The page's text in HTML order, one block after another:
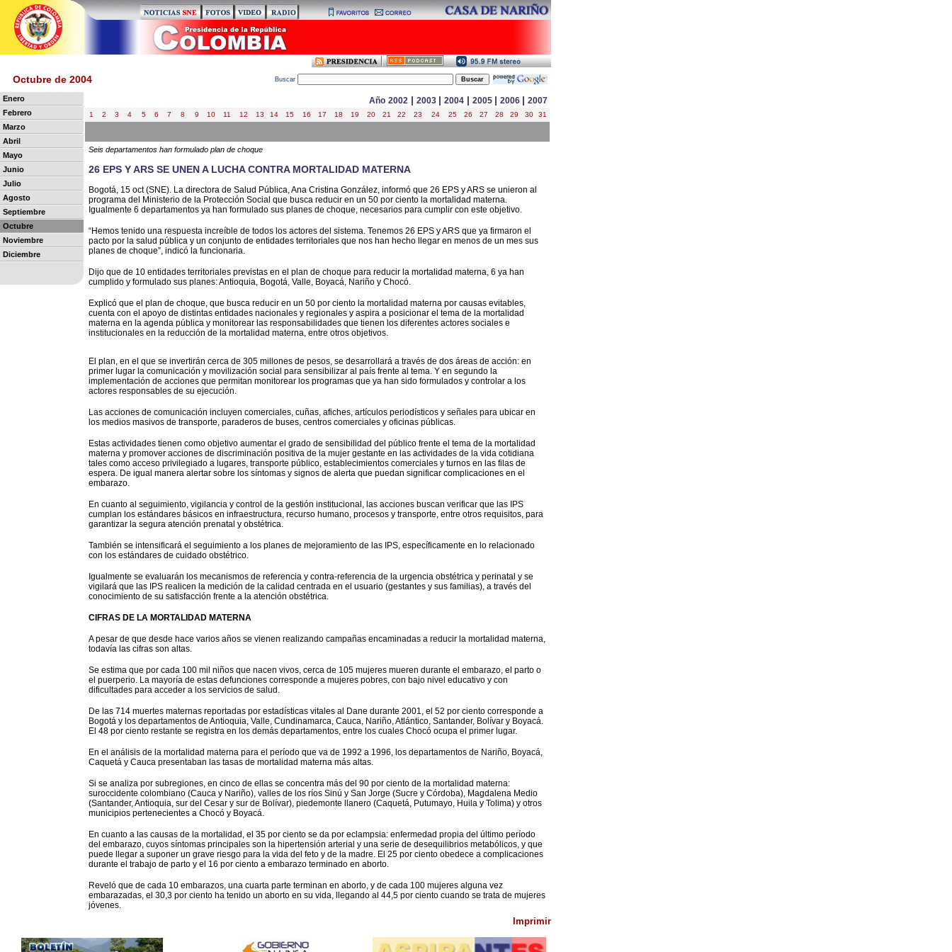
Octubre de 2004 Buscar
Enero
Febrero
Marzo
Abril
Mayo
Junio
Julio
Agosto
Septiembre
Octubre
Noviembre
Diciembre
Año 2002 | 2003 | 2004 | 2005 | 2006 | 2007
1 2 3 4 5 6 7 8 9 10 11 12 13 14 15 16 17 18 19 20 21 22 23 24 25 26 27 28 29 30 31
Seis departamentos han formulado plan de choque
26 EPS Y ARS SE UNEN A LUCHA CONTRA MORTALIDAD MATERNA
Bogotá, 15 oct (SNE). La directora de Salud Pública, Ana Cristina González, informó que 26 EPS y ARS se unieron al
programa del Ministerio de la Protección Social que busca reducir en un 50 por ciento la mortalidad materna.
Igualmente 6 departamentos ya han formulado sus planes de choque, necesarios para cumplir con este objetivo.
“Hemos tenido una respuesta increíble de todos los actores del sistema. Tenemos 26 EPS y ARS que ya firmaron el
pacto por la salud pública y un conjunto de entidades territoriales que nos han hecho llegar en menos de un mes sus
planes de choque”, indicó la funcionaria.
Dijo que de 10 entidades territoriales previstas en el plan de choque para reducir la mortalidad materna, 6 ya han
cumplido y formulado sus planes: Antioquia, Bogotá, Valle, Boyacá, Nariño y Chocó.
Explicó que el plan de choque, que busca reducir en un 50 por ciento la mortalidad materna por causas evitables,
cuenta con el apoyo de distintas entidades nacionales y regionales y aspira a posicionar el tema de la mortalidad
materna en la agenda pública y monitorear las responsabilidades que tienen los diferentes actores sociales e
institucionales en la reducción de la mortalidad materna, entre otros objetivos.
El plan, en el que se invertirán cerca de 305 millones de pesos, se desarrollará a través de dos áreas de acción: en
primer lugar la comunicación y movilización social para sensibilizar al país frente al tema. Y en segundo la
implementación de acciones que permitan monitorear los programas que ya han sido formulados y controlar a los
actores responsables de su ejecución.
Las acciones de comunicación incluyen comerciales, cuñas, afiches, artículos periodísticos y señales para ubicar en
los medios masivos de transporte, paraderos de buses, centros comerciales y oficinas públicas.
Estas actividades tienen como objetivo aumentar el grado de sensibilidad del público frente el tema de la mortalidad
materna y promover acciones de discriminación positiva de la mujer gestante en las actividades de la vida cotidiana
tales como acceso privilegiado a lugares, transporte público, establecimientos comerciales y turnos en las filas de
espera. De igual manera alertar sobre los síntomas y signos de alerta que puedan significar complicaciones en el
embarazo.
En cuanto al seguimiento, vigilancia y control de la gestión institucional, las acciones buscan verificar que las IPS
cumplan los estándares básicos en infraestructura, recurso humano, procesos y transporte, entre otros requisitos, para
garantizar la segura atención prenatal y obstétrica.
También se intensificará el seguimiento a los planes de mejoramiento de las IPS, específicamente en lo relacionado
con los estándares de cuidado obstétrico.
Igualmente se evaluarán los mecanismos de referencia y contra-referencia de la urgencia obstétrica y perinatal y se
vigilará que las IPS realicen la medición de la calidad centrada en el usuario (gestantes y sus familias), a través del
conocimiento de su satisfacción frente a la atención obstétrica.
CIFRAS DE LA MORTALIDAD MATERNA
A pesar de que desde hace varios años se vienen realizando campañas encaminadas a reducir la mortalidad materna,
todavía las cifras son altas.
Se estima que por cada 100 mil niños que nacen vivos, cerca de 105 mujeres mueren durante el embarazo, el parto o
el puerperio. La mayoría de estas defunciones corresponde a mujeres pobres, con bajo nivel educativo y con
dificultades para acceder a los servicios de salud.
De las 714 muertes maternas reportadas por estadísticas vitales al Dane durante 2001, el 52 por ciento corresponde a
Bogotá y los departamentos de Antioquia, Valle, Cundinamarca, Cauca, Nariño, Atlántico, Santander, Bolívar y Boyacá.
El 48 por ciento restante se registra en los demás departamentos, entre los cuales Chocó ocupa el primer lugar.
En el análisis de la mortalidad materna para el período que va de 1992 a 1996, los departamentos de Nariño, Boyacá,
Caquetá y Cauca presentaban las tasas de mortalidad materna más altas.
Si se analiza por subregiones, en cinco de ellas se concentra más del 90 por ciento de la mortalidad materna:
suroccidente colombiano (Cauca y Nariño), valles de los ríos Sinú y San Jorge (Sucre y Córdoba), Magdalena Medio
(Santander, Antioquia, sur del Cesar y sur de Bolívar), piedemonte llanero (Caquetá, Putumayo, Huila y Tolima) y otros
municipios pertenecientes a Chocó y Boyacá.
En cuanto a las causas de la mortalidad, el 35 por ciento se da por eclampsia: enfermedad propia del último período
del embarazo, cuyos síntomas principales son la hipertensión arterial y una serie de desequilibrios metabólicos, y que
puede llegar a suponer un grave riesgo para la vida del feto y de la madre. El 25 por ciento obedece a complicaciones
durante el trabajo de parto y el 16 por ciento a embarazo terminado en aborto.
Reveló que de cada 10 embarazos, una cuarta parte terminan en aborto, y de cada 100 mujeres alguna vez
embarazadas, el 30,3 por ciento ha tenido un aborto en su vida, llegando al 44,5 por ciento cuando se trata de mujeres
jóvenes.
Imprimir